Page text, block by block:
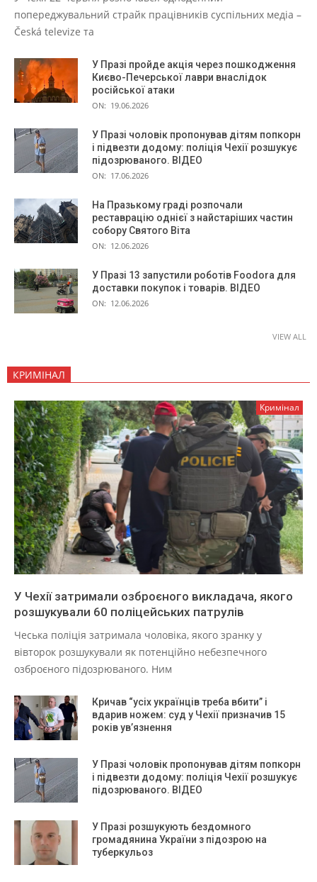
попереджувальний страйк працівників суспільних медіа –
Česká televize та
У Празі пройде акція через пошкодження
Києво-Печерської лаври внаслідок
російської атаки
ON: 19.06.2026
У Празі чоловік пропонував дітям попкорн
і підвезти додому: поліція Чехії розшукує
підозрюваного. ВІДЕО
ON: 17.06.2026
На Празькому граді розпочали
реставрацію однієї з найстаріших частин
собору Святого Віта
ON: 12.06.2026
У Празі 13 запустили роботів Foodora для
доставки покупок і товарів. ВІДЕО
ON: 12.06.2026
VIEW ALL
КРИМІНАЛ
Кримінал
У Чехії затримали озброєного викладача, якого
розшукували 60 поліцейських патрулів
Чеська поліція затримала чоловіка, якого зранку у
вівторок розшукували як потенційно небезпечного
озброєного підозрюваного. Ним
Кричав “усіх українців треба вбити” і
вдарив ножем: суд у Чехії призначив 15
років ув’язнення
У Празі чоловік пропонував дітям попкорн
і підвезти додому: поліція Чехії розшукує
підозрюваного. ВІДЕО
У Празі розшукують бездомного
громадянина України з підозрою на
туберкульоз